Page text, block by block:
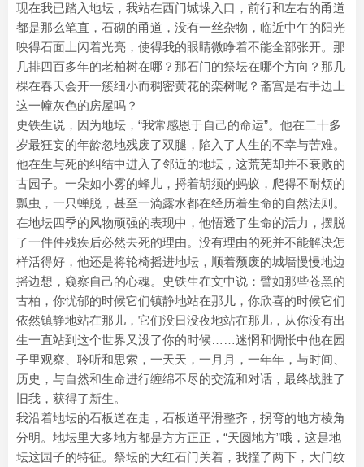
现在我已踏入地坛，我站在西门城垛入口，前行和左右的甬道
都是那么笔直，石砌的甬道，没有一丝杂物，临近中午的阳光
映得石面上闪着光亮，使得我的眼睛微睁着不能全部张开。那
几排四百多年的老柏树在哪？那石门的祭坛在哪个方向？那几
棵在春天会开一簇细小而稠密黄花的栾树呢？斋宫是右手边上
这一幢灰色的房屋吗？
史铁生说，因为地坛，“我常感恩于自己的命运”。他在二十多
岁最狂妄的年龄忽地残废了双腿，陷入了人生的不幸与苦难。
他在生与死的纠结中进入了邻近的地坛，这荒芜却并不衰败的
古园子。一朵如小雾的蜂儿，捋着胡须的蚂蚁，爬得不耐烦的
瓢虫，一只蝉脱，甚至一滴露水都在经历着生命的自然法则。
在地坛四季的风物顽强的表现中，他悟透了生命的活力，摆脱
了一件件残疾后必然去死的理由。没有理由的死并不能解决怎
样活得好，他还是将轮椅摇进地坛，顺着颓废的城墙慢慢地边
摇边想，窥察自己的心魂。史铁生在文中说：譬如那些苍黑的
古柏，你忧郁的时候它们镇静地站在那儿，你欣喜的时候它们
依然镇静地站在那儿，它们没日没夜地站在那儿，从你没有出
生一直站到这个世界又没了你的时候……迷惘和惆怅中他在园
子里观察、聆听和思索，一天天，一月月，一年年，与时间、
历史，与自然和生命进行缠绵不尽的交流和对话，最终战胜了
旧我，获得了新生。
我沿着地坛的石板道在走，石板道平滑整齐，拐弯的地方棱角
分明。地坛里大多地方都是方方正正，“天圆地方”哦，这是地
坛这园子的特征。祭坛的大红石门关着，我撞了两下，大门纹